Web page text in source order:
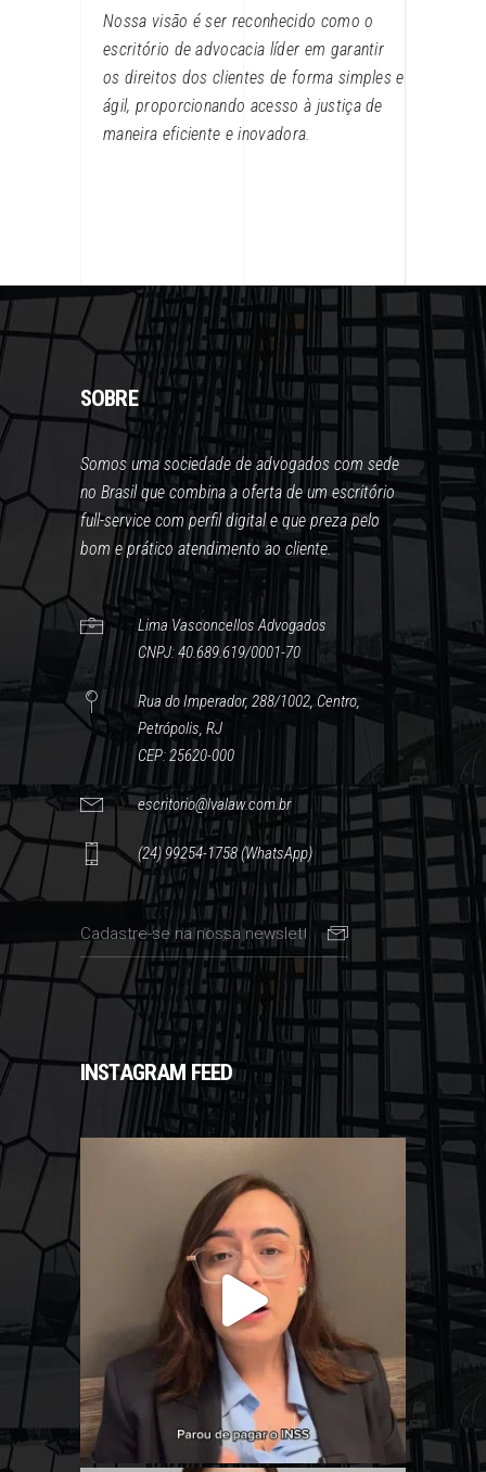
Nossa visão é ser reconhecido como o
escritório de advocacia líder em garantir
os direitos dos clientes de forma simples e
ágil, proporcionando acesso à justiça de
maneira eficiente e inovadora.
SOBRE
Somos uma sociedade de advogados com sede
no Brasil que combina a oferta de um escritório
full-service com perfil digital e que preza pelo
bom e prático atendimento ao cliente.
Lima Vasconcellos Advogados
CNPJ: 40.689.619/0001-70
Rua do Imperador, 288/1002, Centro,
Petrópolis, RJ
CEP: 25620-000
escritorio@lvalaw.com.br
(24) 99254-1758 (WhatsApp)
INSTAGRAM FEED